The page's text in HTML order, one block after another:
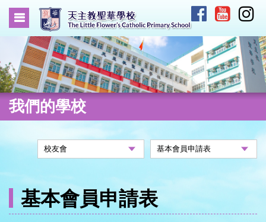
我們的學校
基本會員申請表